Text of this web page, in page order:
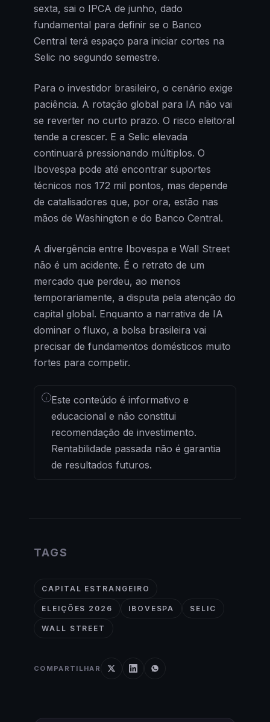
sexta, sai o IPCA de junho, dado
fundamental para definir se o Banco
Central terá espaço para iniciar cortes na
Selic no segundo semestre.
Para o investidor brasileiro, o cenário exige
paciência. A rotação global para IA não vai
se reverter no curto prazo. O risco eleitoral
tende a crescer. E a Selic elevada
continuará pressionando múltiplos. O
Ibovespa pode até encontrar suportes
técnicos nos 172 mil pontos, mas depende
de catalisadores que, por ora, estão nas
mãos de Washington e do Banco Central.
A divergência entre Ibovespa e Wall Street
não é um acidente. É o retrato de um
mercado que perdeu, ao menos
temporariamente, a disputa pela atenção do
capital global. Enquanto a narrativa de IA
dominar o fluxo, a bolsa brasileira vai
precisar de fundamentos domésticos muito
fortes para competir.
i Este conteúdo é informativo e
educacional e não constitui
recomendação de investimento.
Rentabilidade passada não é garantia
de resultados futuros.
TAGS
CAPITAL ESTRANGEIRO
ELEIÇÕES 2026 IBOVESPA SELIC
WALL STREET
COMPARTILHAR